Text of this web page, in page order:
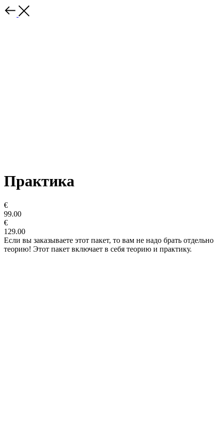
Практика
€
99.00
€
129.00
Если вы заказываете этот пакет, то вам не надо брать отдельно
теорию! Этот пакет включает в себя теорию и практику.